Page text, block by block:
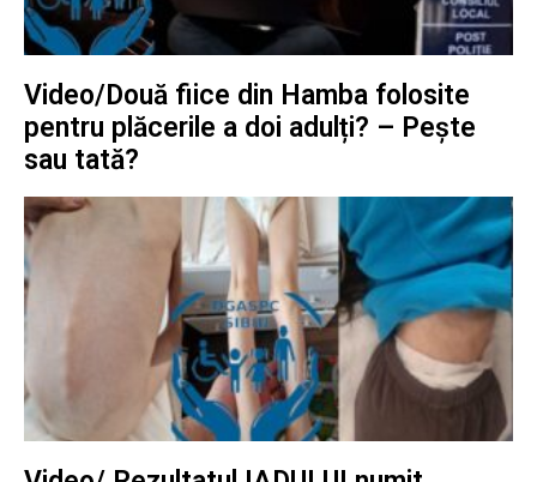
Video/Două fiice din Hamba folosite
pentru plăcerile a doi adulți? – Pește
sau tată?